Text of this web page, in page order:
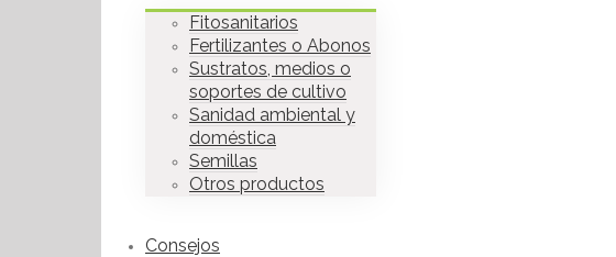
Fitosanitarios
Fertilizantes o Abonos
Sustratos, medios o
soportes de cultivo
Sanidad ambiental y
doméstica
Semillas
Otros productos
Consejos